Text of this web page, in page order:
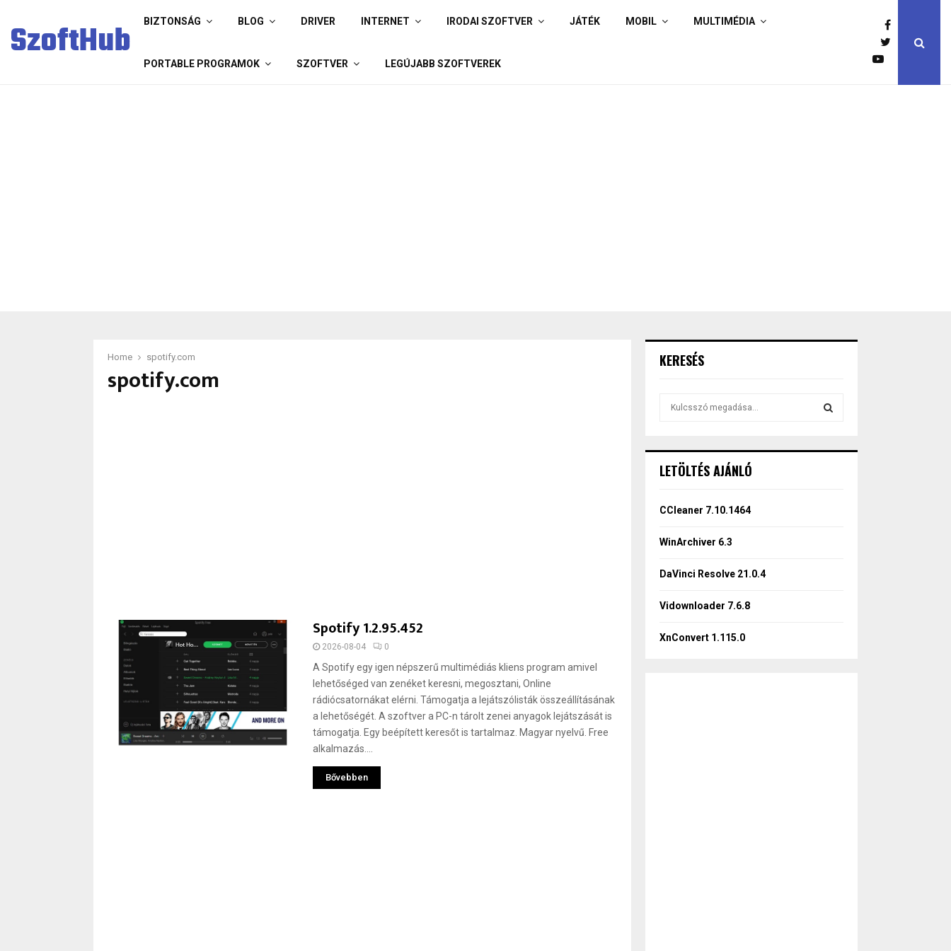
SzoftHub BIZTONSÁG BLOG DRIVER INTERNET IRODAI SZOFTVER JÁTÉK MOBIL MULTIMÉDIA
PORTABLE PROGRAMOK SZOFTVER LEGÚJABB SZOFTVEREK
Home spotify.com
spotify.com
Spotify 1.2.95.452
2026-08-04 0
A Spotify egy igen népszerű multimédiás kliens program amivel
lehetőséged van zenéket keresni, megosztani, Online
rádiócsatornákat elérni. Támogatja a lejátszólisták összeállításának
a lehetőségét. A szoftver a PC-n tárolt zenei anyagok lejátszását is
támogatja. Egy beépített keresőt is tartalmaz. Magyar nyelvű. Free
alkalmazás....
Bővebben
KERESÉS
h
o
LETÖLTÉS AJÁNLÓ
CCleaner 7.10.1464
WinArchiver 6.3
DaVinci Resolve 21.0.4
Vidownloader 7.6.8
XnConvert 1.115.0